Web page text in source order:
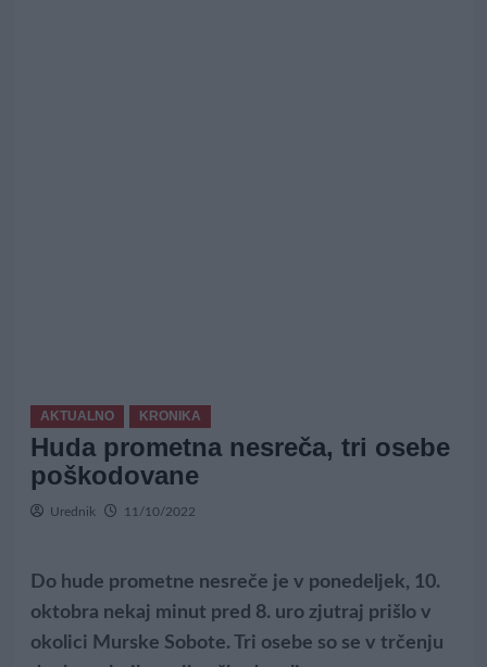
AKTUALNO KRONIKA
Huda prometna nesreča, tri osebe
poškodovane
Urednik 11/10/2022
Do hude prometne nesreče je v ponedeljek, 10.
oktobra nekaj minut pred 8. uro zjutraj prišlo v
okolici Murske Sobote. Tri osebe so se v trčenju